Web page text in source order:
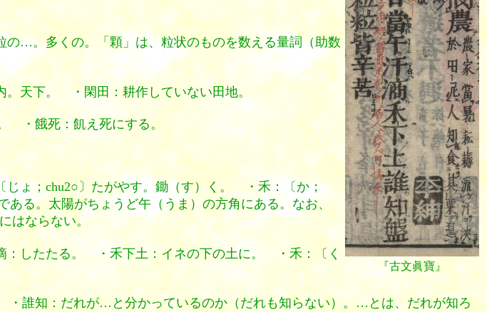
『古文眞寶』
…。多くの。「顆」は、粒状のものを数える量詞（助数
。天下。 ・閑田：耕作していない田地。
・餓死：飢え死にする。
ょ；chu2○〕たがやす。鋤（す）く。 ・禾：〔か；
る。太陽がちょうど午（うま）の方角にある。なお、
はならない。
：したたる。 ・禾下土：イネの下の土に。 ・禾：〔く
誰知：だれが…と分かっているのか（だれも知らない）。…とは、だれが知ろ